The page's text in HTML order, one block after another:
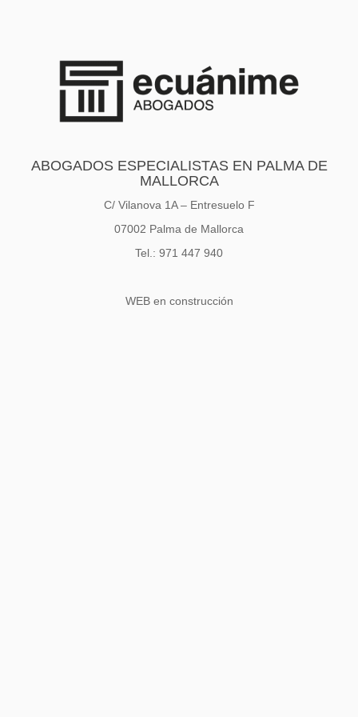
ABOGADOS ESPECIALISTAS EN PALMA DE
MALLORCA
C/ Vilanova 1A – Entresuelo F
07002 Palma de Mallorca
Tel.: 971 447 940
WEB en construcción